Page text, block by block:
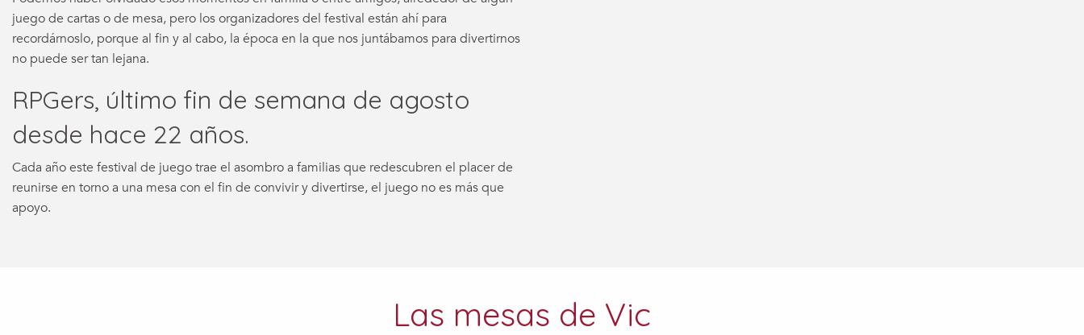
juego de cartas o de mesa, pero los organizadores del festival están ahí para
recordárnoslo, porque al fin y al cabo, la época en la que nos juntábamos para divertirnos
no puede ser tan lejana.
RPGers, último fin de semana de agosto
desde hace 22 años.
Cada año este festival de juego trae el asombro a familias que redescubren el placer de
reunirse en torno a una mesa con el fin de convivir y divertirse, el juego no es más que
apoyo.
Las mesas de Vic